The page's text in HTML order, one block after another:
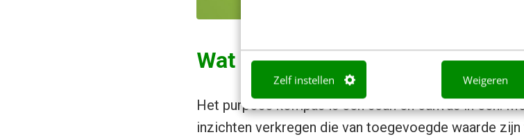
Zelf instellen Weigeren
Wat kun je met het purpose
Het purpose kompas is een scan en canvas in één.
inzichten verkregen die van toegevoegde waarde